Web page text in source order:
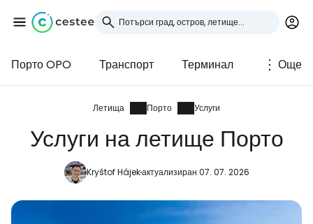
Порто OPO Транспорт Терминал Още
Летища Порто Услуги
Услуги на летище Порто
Kryštof Hájekактуализиран 07. 07. 2026
Влезте в Cestee
... световната общност на туристите
Продължете с Google
Продължете с Facebook